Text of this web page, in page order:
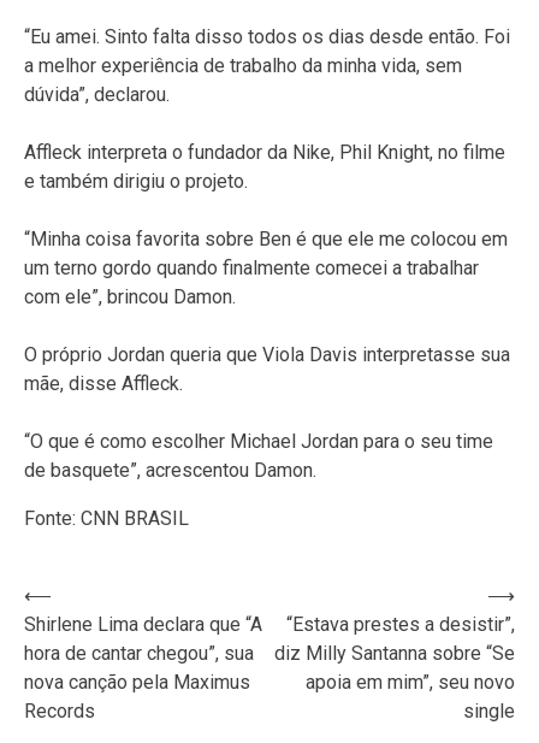
“Eu amei. Sinto falta disso todos os dias desde então. Foi
a melhor experiência de trabalho da minha vida, sem
dúvida”, declarou.
Affleck interpreta o fundador da Nike, Phil Knight, no filme
e também dirigiu o projeto.
“Minha coisa favorita sobre Ben é que ele me colocou em
um terno gordo quando finalmente comecei a trabalhar
com ele”, brincou Damon.
O próprio Jordan queria que Viola Davis interpretasse sua
mãe, disse Affleck.
“O que é como escolher Michael Jordan para o seu time
de basquete”, acrescentou Damon.
Fonte: CNN BRASIL
Navegação
de
Post
⟵
Shirlene Lima declara que “A
hora de cantar chegou”, sua
nova canção pela Maximus
Records
“Estava prestes a desistir”,
diz Milly Santanna sobre “Se
apoia em mim”, seu novo
single
⟶